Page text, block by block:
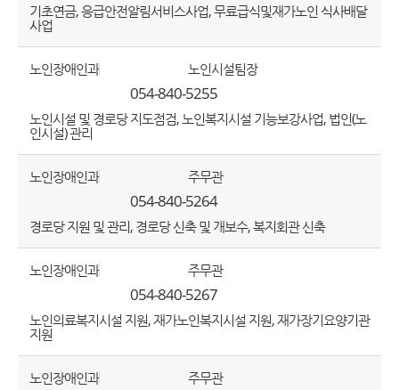
기초연금, 응급안전알림서비스사업, 무료급식및재가노인 식사배달
사업
노인장애인과 노인시설팀장
054-840-5255
노인시설 및 경로당 지도점검, 노인복지시설 기능보강사업, 법인(노
인시설) 관리
노인장애인과 주무관
054-840-5264
경로당 지원 및 관리, 경로당 신축 및 개보수, 복지회관 신축
노인장애인과 주무관
054-840-5267
노인의료복지시설 지원, 재가노인복지시설 지원, 재가장기요양기관
지원
노인장애인과 주무관